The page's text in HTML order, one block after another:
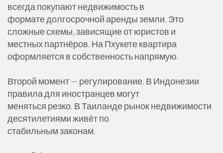
всегда покупают недвижимость в
формате долгосрочной аренды земли. Это
сложные схемы, зависящие от юристов и
местных партнёров. На Пхукете квартира
оформляется в собственность напрямую.
Второй момент — регулирование. В Индонезии
правила для иностранцев могут
меняться резко. В Таиланде рынок недвижимости
десятилетиями живёт по
стабильным законам.